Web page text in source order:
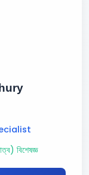
বিশেষজ্ঞ